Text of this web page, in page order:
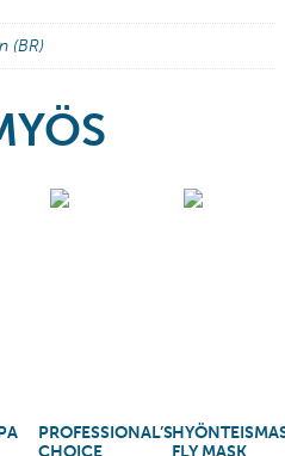
(BR)
PROFESSIONAL’S
CHOICE
FLY MASK